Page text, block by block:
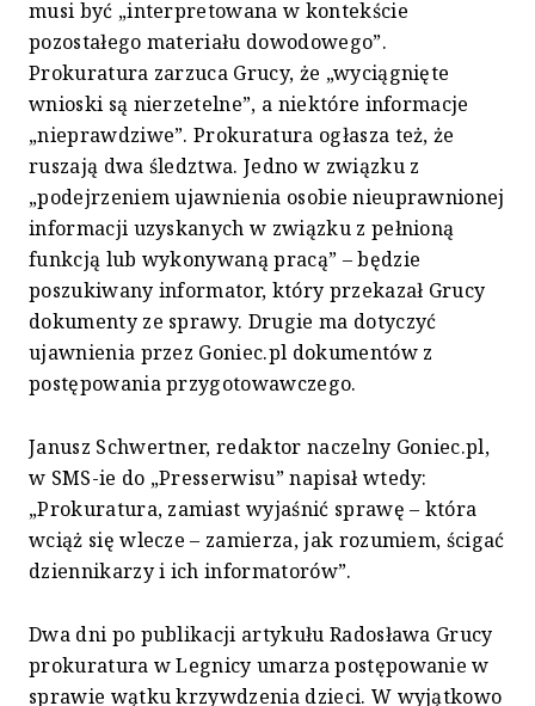
musi być „interpretowana w kontekście
pozostałego materiału dowodowego”.
Prokuratura zarzuca Grucy, że „wyciągnięte
wnioski są nierzetelne”, a niektóre informacje
„nieprawdziwe”. Prokuratura ogłasza też, że
ruszają dwa śledztwa. Jedno w związku z
„podejrzeniem ujawnienia osobie nieuprawnionej
informacji uzyskanych w związku z pełnioną
funkcją lub wykonywaną pracą” – będzie
poszukiwany informator, który przekazał Grucy
dokumenty ze sprawy. Drugie ma dotyczyć
ujawnienia przez Goniec.pl dokumentów z
postępowania przygotowawczego.
Janusz Schwertner, redaktor naczelny Goniec.pl,
w SMS-ie do „Presserwisu” napisał wtedy:
„Prokuratura, zamiast wyjaśnić sprawę – która
wciąż się wlecze – zamierza, jak rozumiem, ścigać
dziennikarzy i ich informatorów”.
Dwa dni po publikacji artykułu Radosława Grucy
prokuratura w Legnicy umarza postępowanie w
sprawie wątku krzywdzenia dzieci. W wyjątkowo